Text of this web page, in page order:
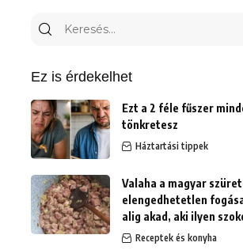
Keresés
Ez is érdekelhet
Ezt a 2 féle fűszer
tönkretesz
Háztartási tippek
Valaha a magyar
elengedhetetlen
alig akad, aki ilyen
Receptek és konyha